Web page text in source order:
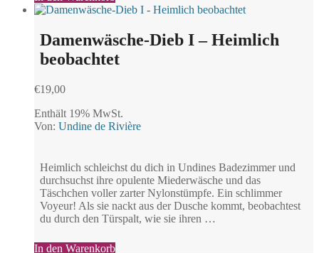
Damenwäsche-Dieb I – Heimlich
beobachtet
€19,00
Enthält 19% MwSt.
Von: Undine de Rivière
Heimlich schleichst du dich in Undines Badezimmer und
durchsuchst ihre opulente Miederwäsche und das
Täschchen voller zarter Nylonstümpfe. Ein schlimmer
Voyeur! Als sie nackt aus der Dusche kommt, beobachtest
du durch den Türspalt, wie sie ihren …
In den Warenkorb